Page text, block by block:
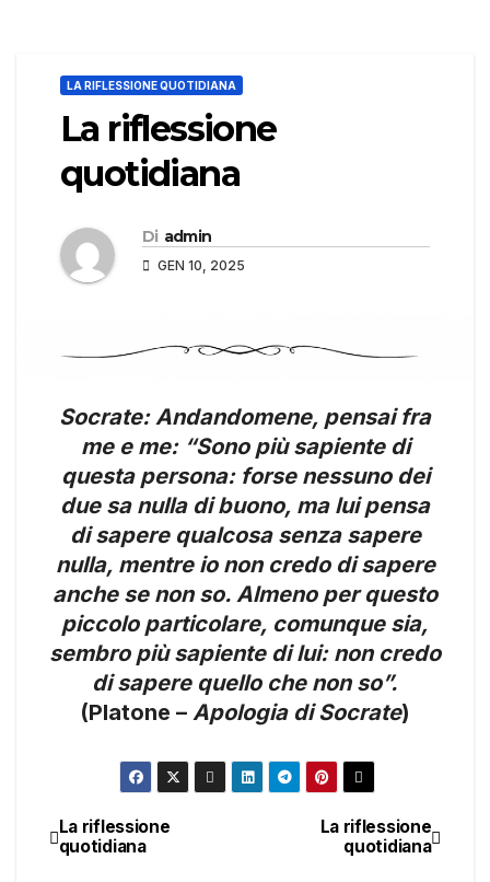
LA RIFLESSIONE QUOTIDIANA
La riflessione
quotidiana
Di admin
GEN 10, 2025
Socrate: Andandomene, pensai fra
me e me: “Sono più sapiente di
questa persona: forse nessuno dei
due sa nulla di buono, ma lui pensa
di sapere qualcosa senza sapere
nulla, mentre io non credo di sapere
anche se non so. Almeno per questo
piccolo particolare, comunque sia,
sembro più sapiente di lui: non credo
di sapere quello che non so”.
(Platone – Apologia di Socrate)
Navigazione
La riflessione
quotidiana
La riflessione
quotidiana